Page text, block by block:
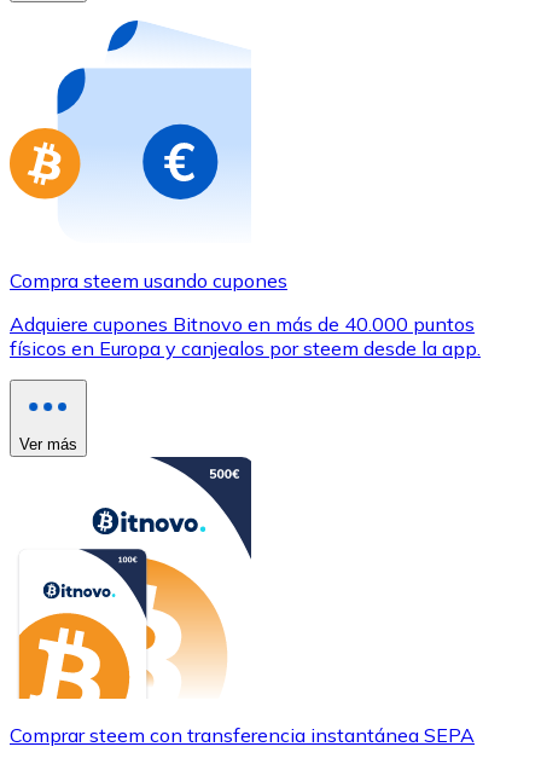
Compra tarjetas regalo de tus marcas favoritas con
Ir a la tienda de tarjetas regalo
Compra steem usando cupones
Adquiere cupones Bitnovo en más de 40.000 puntos
físicos en Europa y canjealos por steem desde la app.
Ver más
Comprar steem con transferencia instantánea SEPA